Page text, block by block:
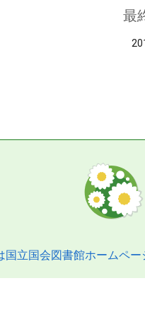
最
国立国会図書館ホームペー